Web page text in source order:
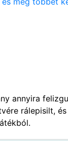
annyira
rálepisilt,